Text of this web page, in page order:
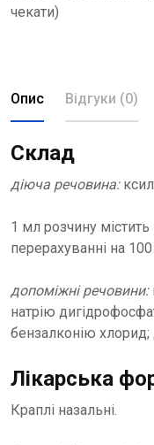
чекати)
Опис Відгуки (0)
Склад
діюча речовина:
1 мл розчину
перерахуванні на
допоміжні речовини:
натрію
бензалконію хлорид;
Лікарська
Краплі назальні.